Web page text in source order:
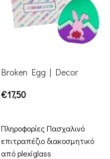
Broken Egg | Decor
€17,50
Πληροφορίες Πασχαλινό
επιτραπέζιο διακοσμητικό
από plexiglass